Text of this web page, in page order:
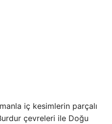
iç kesimlerin parçalı
çevreleri ile Doğu